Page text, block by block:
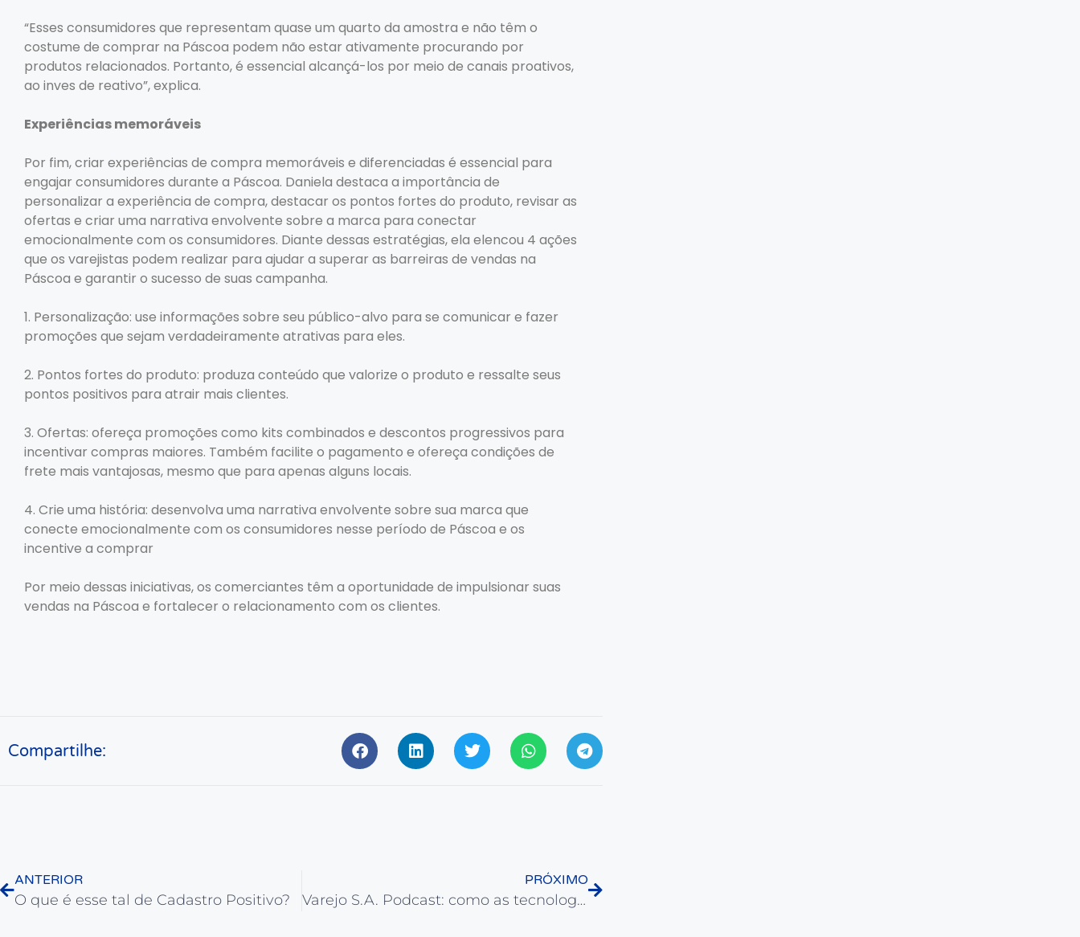
“Esses consumidores que representam quase um quarto da amostra e não têm o
costume de comprar na Páscoa podem não estar ativamente procurando por
produtos relacionados. Portanto, é essencial alcançá-los por meio de canais proativos,
ao inves de reativo”, explica.
Experiências memoráveis
Por fim, criar experiências de compra memoráveis e diferenciadas é essencial para
engajar consumidores durante a Páscoa. Daniela destaca a importância de
personalizar a experiência de compra, destacar os pontos fortes do produto, revisar as
ofertas e criar uma narrativa envolvente sobre a marca para conectar
emocionalmente com os consumidores. Diante dessas estratégias, ela elencou 4 ações
que os varejistas podem realizar para ajudar a superar as barreiras de vendas na
Páscoa e garantir o sucesso de suas campanha.
1. Personalização: use informações sobre seu público-alvo para se comunicar e fazer
promoções que sejam verdadeiramente atrativas para eles.
2. Pontos fortes do produto: produza conteúdo que valorize o produto e ressalte seus
pontos positivos para atrair mais clientes.
3. Ofertas: ofereça promoções como kits combinados e descontos progressivos para
incentivar compras maiores. Também facilite o pagamento e ofereça condições de
frete mais vantajosas, mesmo que para apenas alguns locais.
4. Crie uma história: desenvolva uma narrativa envolvente sobre sua marca que
conecte emocionalmente com os consumidores nesse período de Páscoa e os
incentive a comprar
Por meio dessas iniciativas, os comerciantes têm a oportunidade de impulsionar suas
vendas na Páscoa e fortalecer o relacionamento com os clientes.
Compartilhe:
ANTERIOR
O que é esse tal de Cadastro Positivo?
PRÓXIMO
Varejo S.A. Podcast: como as tecnologias podem revolucionar o seu negócio